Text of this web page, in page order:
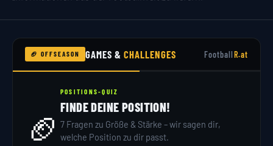
🏈 OFFSEASON GAMES &CHALLENGES FootballR.at
🏈
POSITIONS-QUIZ
FINDE DEINE POSITION!
7 Fragen zu Größe & Stärke – wir sagen dir,
welche Position zu dir passt.